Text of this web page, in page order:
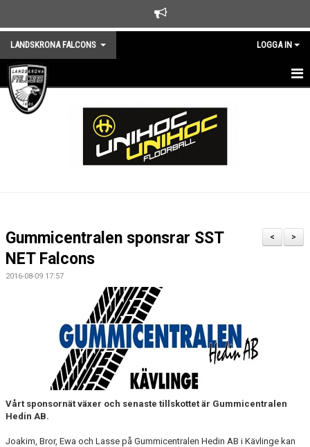
LANDSKRONA FALCONS LOGGA IN
HEM
MEDLEMSKAP
FALCONS KLUBBSHOP
INNEBANDY PÅ SKOLTID
>
<
Gummicentralen sponsrar SST
NET Falcons
2016-08-09 17:57
Vårt sponsornät växer och senaste tillskottet är Gummicentralen
Hedin AB.
Joakim, Bror, Ewa och Lasse på Gummicentralen Hedin AB i Kävlinge kan